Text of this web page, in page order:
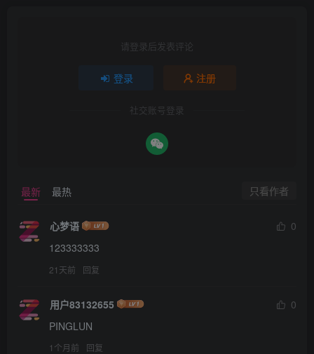
请登录后发表评论
登录 注册
社交账号登录
最新 最热 只看作者
心梦语
0
123333333
21天前 回复
用户83132655
0
PINGLUN
1个月前 回复